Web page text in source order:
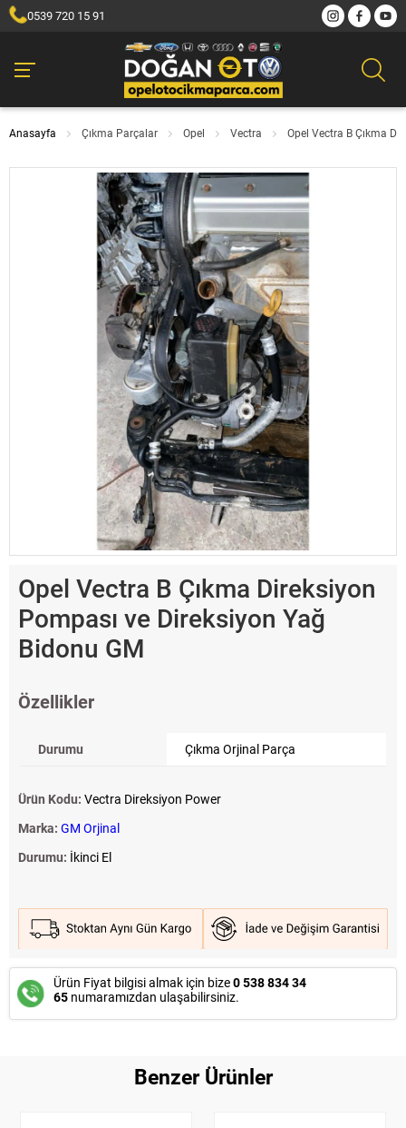
0539 720 15 91
Anasayfa Çıkma Parçalar Opel Vectra Opel Vectra B Çıkma
Opel Vectra B Çıkma Direksiyon
Pompası ve Direksiyon Yağ
Bidonu GM
Özellikler
Durumu Çıkma Orjinal Parça
Ürün Kodu: Vectra Direksiyon Power
Marka: GM Orjinal
Durumu: İkinci El
Ürün Fiyat bilgisi almak için bize0 538 834 34
65 numaramızdan ulaşabilirsiniz.
Benzer Ürünler